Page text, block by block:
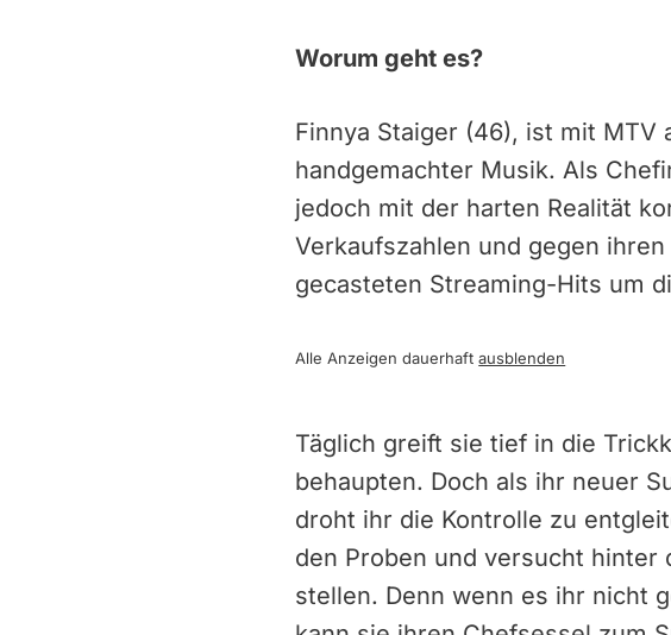
Worum geht es?
Finnya Staiger (46), ist mit MTV
handgemachter Musik. Als
jedoch mit der harten Realität
Verkaufszahlen und gegen
gecasteten Streaming-Hits um
Alle Anzeigen dauerhaftausblenden
Täglich greift sie tief in die
behaupten. Doch als ihr neuer
droht ihr die Kontrolle zu
den Proben und versucht hinter
stellen. Denn wenn es ihr nicht